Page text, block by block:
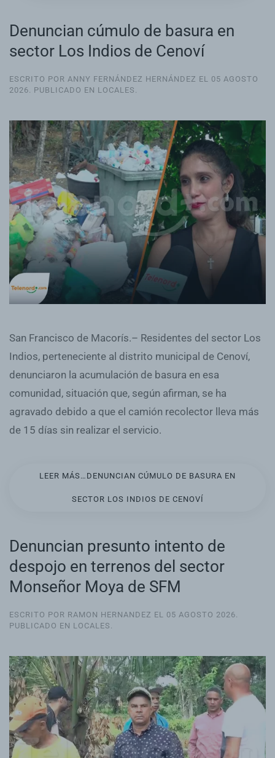
Denuncian cúmulo de basura en
sector Los Indios de Cenoví
ESCRITO POR ANNY FERNÁNDEZ HERNÁNDEZ EL 05 AGOSTO
2026. PUBLICADO EN LOCALES .
San Francisco de Macorís.– Residentes del sector Los
Indios, perteneciente al distrito municipal de Cenoví,
denunciaron la acumulación de basura en esa
comunidad, situación que, según afirman, se ha
agravado debido a que el camión recolector lleva más
de 15 días sin realizar el servicio.
LEER MÁS…DENUNCIAN CÚMULO DE BASURA EN
SECTOR LOS INDIOS DE CENOVÍ
Denuncian presunto intento de
despojo en terrenos del sector
Monseñor Moya de SFM
ESCRITO POR RAMON HERNANDEZ EL 05 AGOSTO 2026
PUBLICADO EN LOCALES